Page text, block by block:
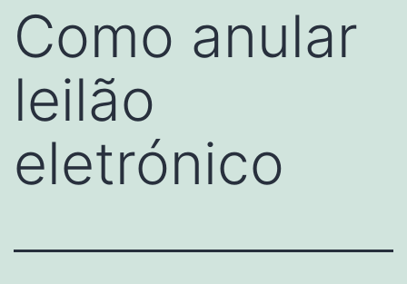
Como anular
leilão
eletrónico